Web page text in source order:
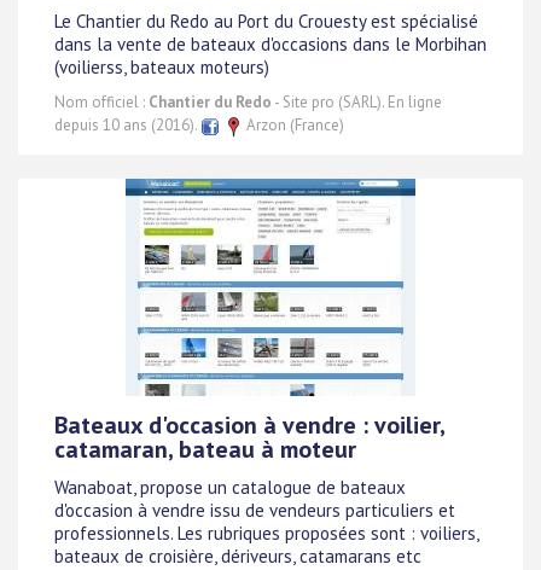
Le Chantier du Redo au Port du Crouesty est spécialisé
dans la vente de bateaux d'occasions dans le Morbihan
(voilierss, bateaux moteurs)
Nom officiel : Chantier du Redo - Site pro (SARL). En ligne
depuis 10 ans (2016).
Arzon (France)
Bateaux d'occasion à vendre : voilier,
catamaran, bateau à moteur
Wanaboat, propose un catalogue de bateaux
d'occasion à vendre issu de vendeurs particuliers et
professionnels. Les rubriques proposées sont : voiliers,
bateaux de croisière, dériveurs, catamarans etc